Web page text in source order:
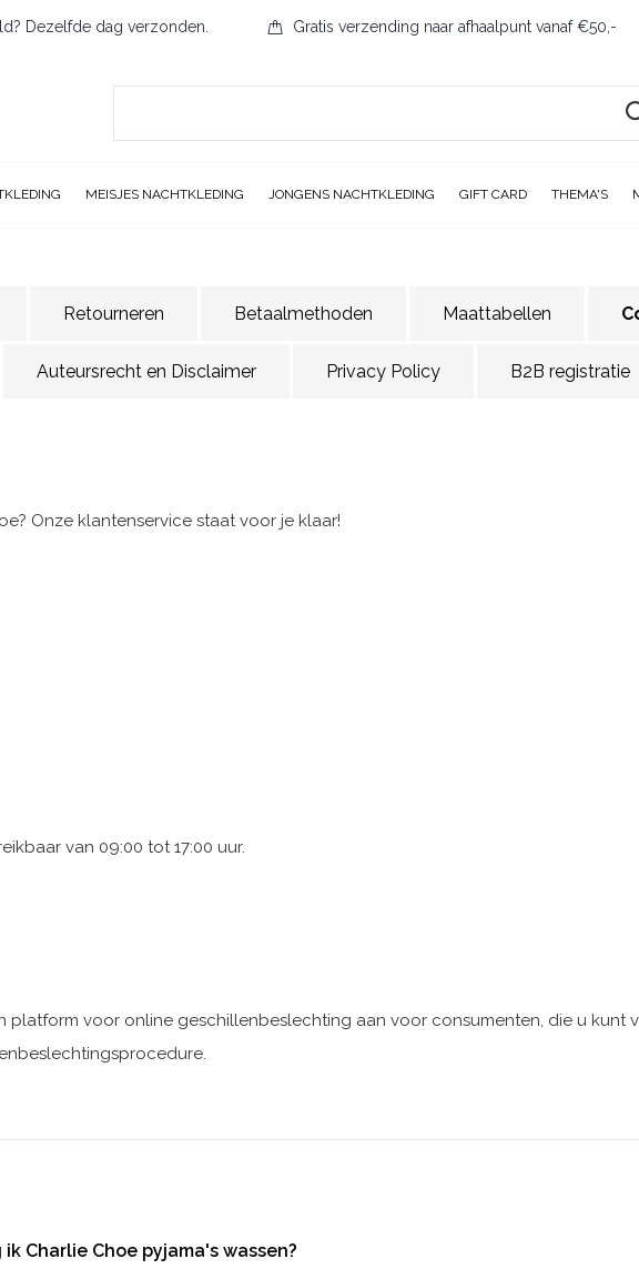
MEISJES NACHTKLEDING JONGENS NACHTKLEDING GIFT CARD THEMA'S
Dezelfde dag verzonden. Gratis verzending naar afhaalpunt vanaf €50,-
Retourneren Betaalmethoden Maattabellen
Auteursrecht en Disclaimer Privacy Policy B2B registratie
Onze klantenservice staat voor je klaar!
van 09:00 tot 17:00 uur.
platform voor online geschillenbeslechting aan voor consumenten, die u kunt
Charlie Choe pyjama's wassen?